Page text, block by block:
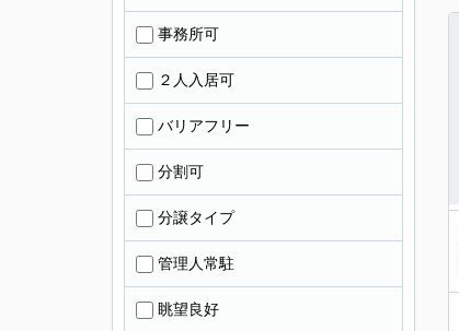
事務所可
２人入居可
バリアフリー
分割可
分譲タイプ
管理人常駐
眺望良好